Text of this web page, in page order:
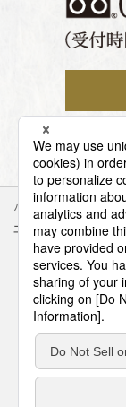
パナソニック企業情報
エイジフリーの拠点検
サイトマップ
個人情報保護方針